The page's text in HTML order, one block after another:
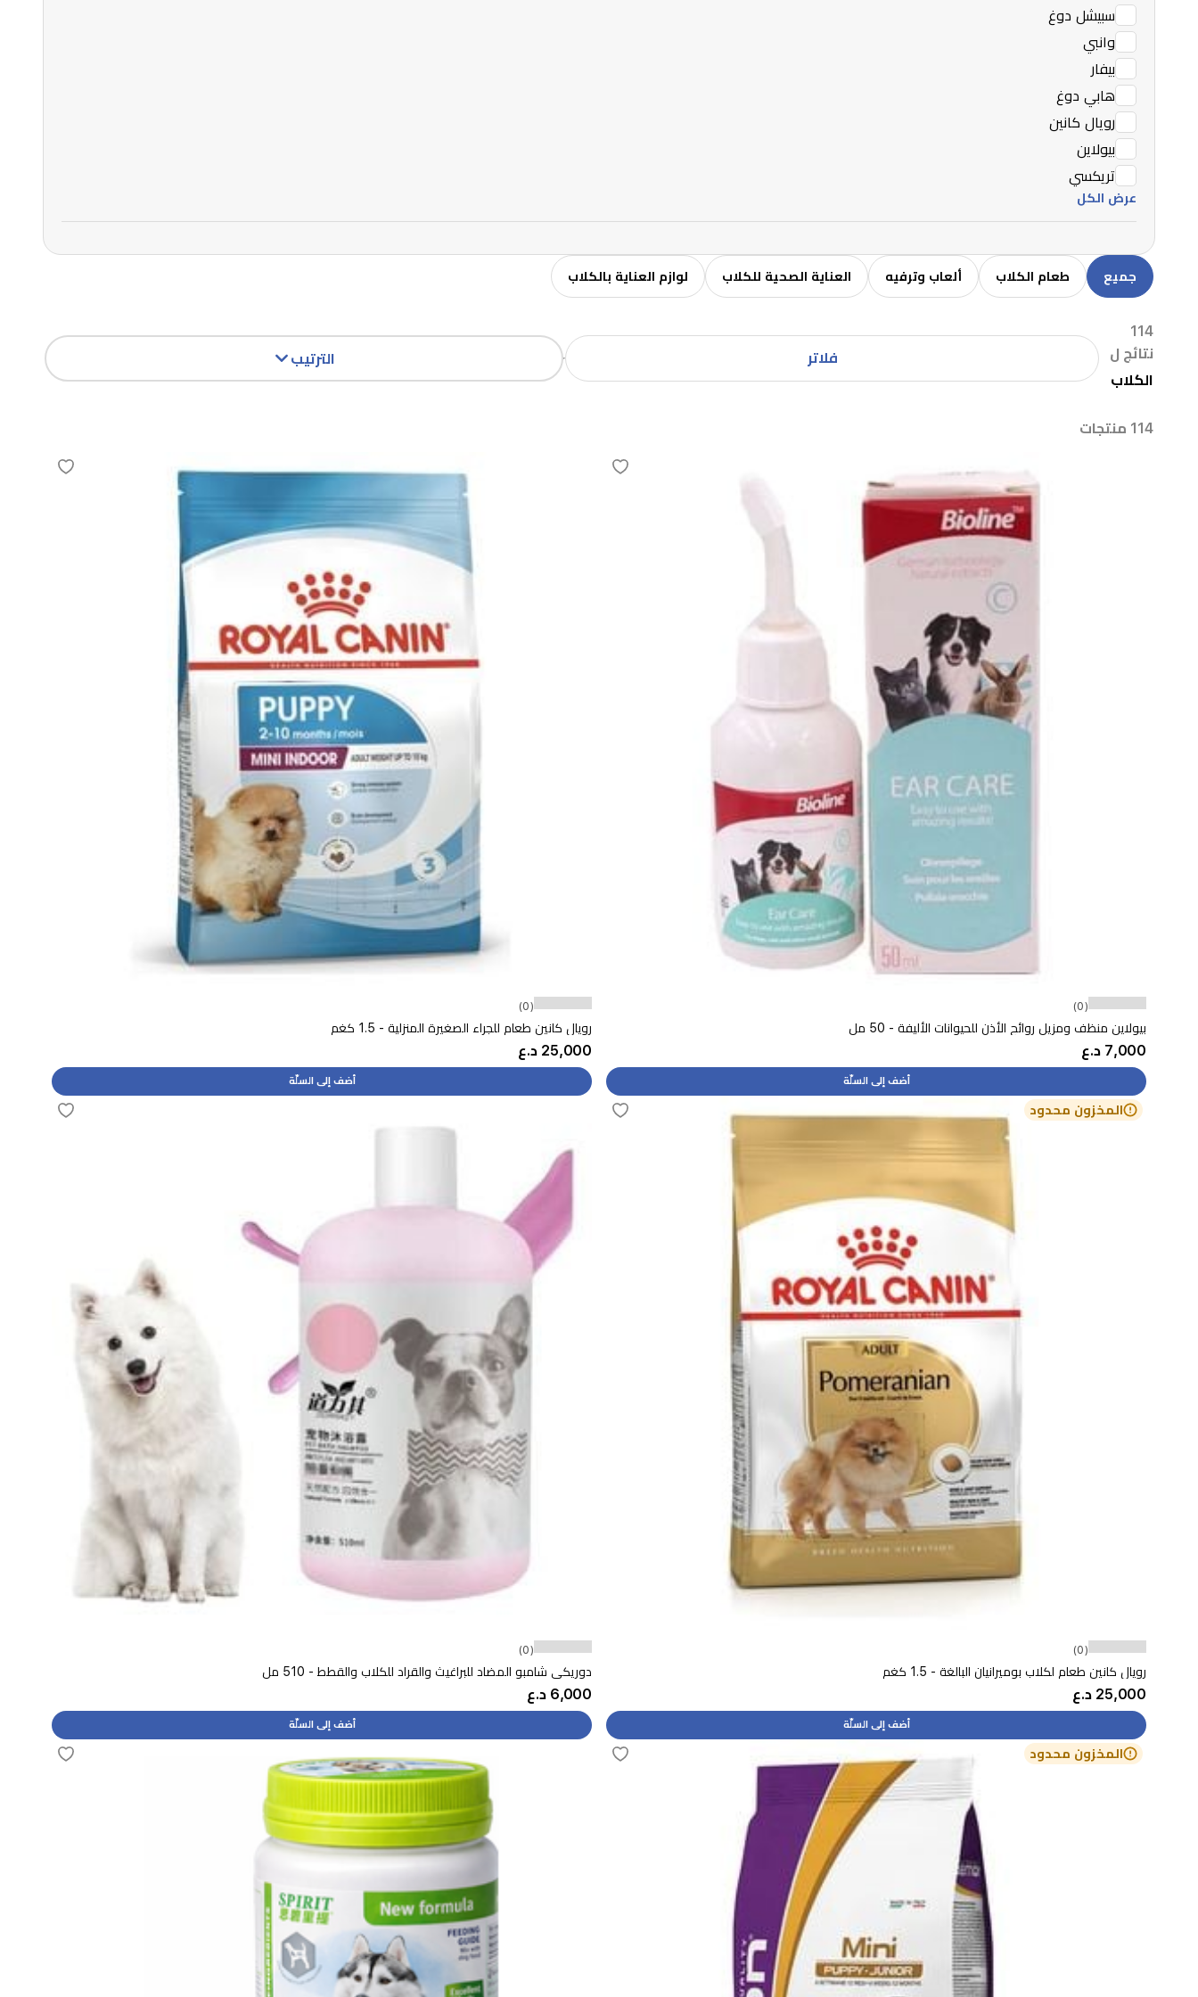
سبيشل دوغ
وانبي
بيفار
هابي دوغ
رويال كانين
بيولاين
تريكسي
عرض الكل
جميع طعام الكلاب ألعاب وترفيه العناية الصحية للكلاب لوازم العناية بالكلاب
114
نتائج ل
الكلاب
فلاتر الترتيب
114 منتجات
(0)
بيولاين منظف ومزيل روائح الأذن للحيوانات الأليفة - 50 مل
7,000 د.ع
أضف إلى السلّة
(0)
رويال كانين طعام للجراء الصغيرة المنزلية - 1.5 كغم
25,000 د.ع
أضف إلى السلّة
المخزون محدود
(0)
رويال كانين طعام لكلاب بوميرانيان البالغة - 1.5 كغم
25,000 د.ع
أضف إلى السلّة
(0)
دوريكي شامبو المضاد للبراغيث والقراد للكلاب والقطط - 510 مل
6,000 د.ع
أضف إلى السلّة
المخزون محدود